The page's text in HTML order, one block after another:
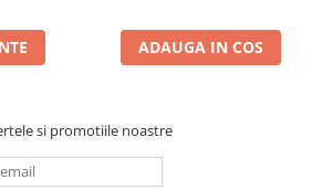
ADAUGA IN COS
si promotiile noastre